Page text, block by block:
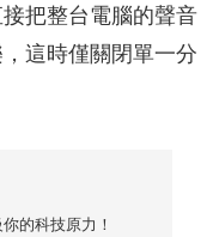
把整台電腦的聲音
這時僅關閉單一分
的科技原力！